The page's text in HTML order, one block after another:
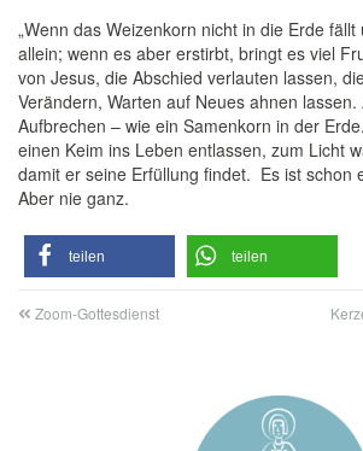
„Wenn das Weizenkorn nicht in die Erde
allein; wenn es aber erstirbt, bringt es viel
von Jesus, die Abschied verlauten lassen,
Verändern, Warten auf Neues ahnen
Aufbrechen – wie ein Samenkorn in der
einen Keim ins Leben entlassen, zum Licht
damit er seine Erfüllung findet. Es ist schon
Aber nie ganz.
teilen teilen
Zoom-Gottesdienst